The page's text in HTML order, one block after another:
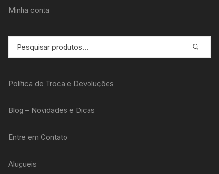
Minha conta
Política de Troca e Devoluções
Blog – Novidades e Dicas
Entre em Contato
Alugueis